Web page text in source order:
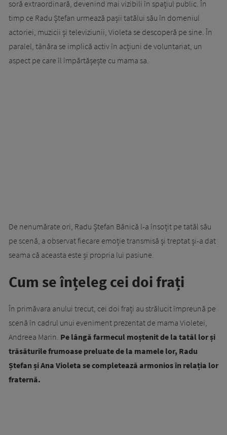
soră extraordinară, devenind mai vizibili în spațiul public. În
timp ce Radu Ștefan urmează pașii tatălui său în domeniul
actoriei, muzicii și televiziunii, Violeta se descoperă pe sine. În
paralel, tânăra se implică activ în acțiuni de voluntariat, un
aspect pe care îl împărtășește cu mama sa.
De nenumărate ori, Radu Ștefan Bănică l-a însoțit pe tatăl său
pe scenă, a observat fiecare emoție transmisă și treptat și-a dat
seama că aceasta este și propria lui pasiune.
Cum se înțeleg cei doi frați
În primăvara anului trecut, cei doi frați au strălucit împreună pe
scenă în cadrul unui eveniment prezentat de mama Violetei,
Andreea Marin. Pe lângă farmecul moștenit de la tatăl lor și
trăsăturile frumoase preluate de la mamele lor, Radu
Ștefan și Ana Violeta se completează armonios în relația lor
fraternă.